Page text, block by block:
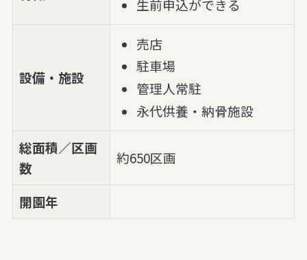
生前申込ができる
設備・施設
売店
駐車場
管理人常駐
永代供養・納骨施設
総面積／区画
数
約650区画
開園年